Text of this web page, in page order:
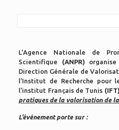
L’Agence Nationale de
Scientifique (ANPR)
Direction Générale de
l’Institut de Recherche pour
l’institut Français de Tunis (IFT)
pratiques de la valorisation de la
L’événement porte sur :